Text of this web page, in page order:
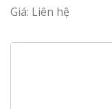
Giá: Liên hệ